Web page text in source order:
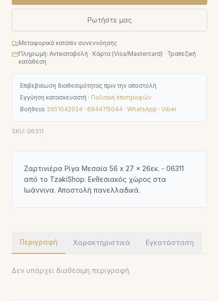
Ρωτήστε μας
Μεταφορικά κατόπιν συνεννόησης
Πληρωμή: Αντικαταβολή · Κάρτα (Visa/Mastercard) · Τραπεζική
κατάθεση
Επιβεβαίωση διαθεσιμότητας πριν την αποστολή
Εγγύηση κατασκευαστή · Πολιτική επιστροφών
Βοήθεια: 2651042024 · 6944115044 · WhatsApp · Viber
SKU: 06311
Ζαρτινιέρα Ρίγα Μεσαία 56 x 27 x 26εκ. - 06311
από το TzakiShop. Εκθεσιακός χώρος στα
Ιωάννινα. Αποστολή πανελλαδικά.
Περιγραφή Χαρακτηριστικά Εγκατάσταση
Δεν υπάρχει διαθέσιμη περιγραφή.